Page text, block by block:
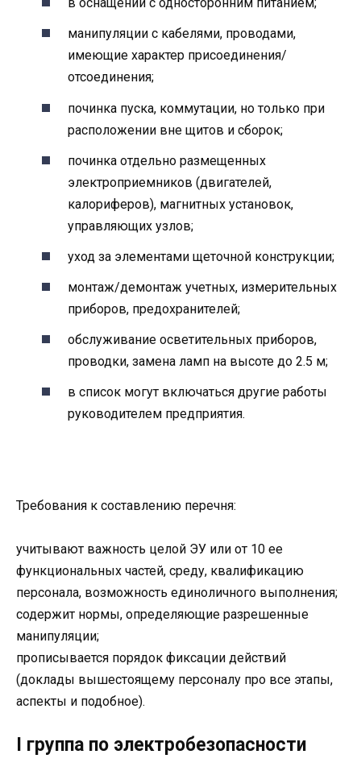
манипуляции с кабелями, проводами,
имеющие характер присоединения/
отсоединения;
починка пуска, коммутации, но только при
расположении вне щитов и сборок;
починка отдельно размещенных
электроприемников (двигателей,
калориферов), магнитных установок,
управляющих узлов;
уход за элементами щеточной конструкции;
монтаж/демонтаж учетных, измерительных
приборов, предохранителей;
обслуживание осветительных приборов,
проводки, замена ламп на высоте до 2.5 м;
в список могут включаться другие работы
руководителем предприятия.
Требования к составлению перечня:
учитывают важность целой ЭУ или от 10 ее
функциональных частей, среду, квалификацию
персонала, возможность единоличного выполнения;
содержит нормы, определяющие разрешенные
манипуляции;
прописывается порядок фиксации действий
(доклады вышестоящему персоналу про все этапы,
аспекты и подобное).
I группа по электробезопасности